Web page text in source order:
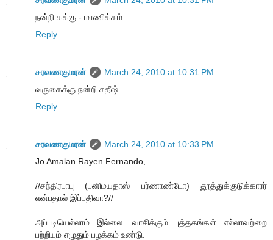
நன்றி கக்கு - மாணிக்கம்
Reply
சரவணகுமரன்
March 24, 2010 at 10:31 PM
வருகைக்கு நன்றி சதீஷ்
Reply
சரவணகுமரன்
March 24, 2010 at 10:33 PM
Jo Amalan Rayen Fernando,
//சந்திரபாபு (பனிமயதாஸ் பர்ணாண்டோ) தூத்துக்குடுக்காரர்
என்பதால் இப்பதிவா?//
அப்படியெல்லாம் இல்லை. வாசிக்கும் புத்தகங்கள் எல்லாவற்றை
பற்றியும் எழுதும் பழக்கம் உண்டு.